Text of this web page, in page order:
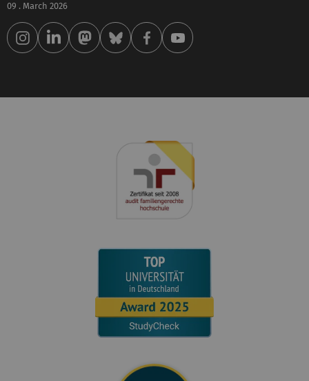
09 . March 2026